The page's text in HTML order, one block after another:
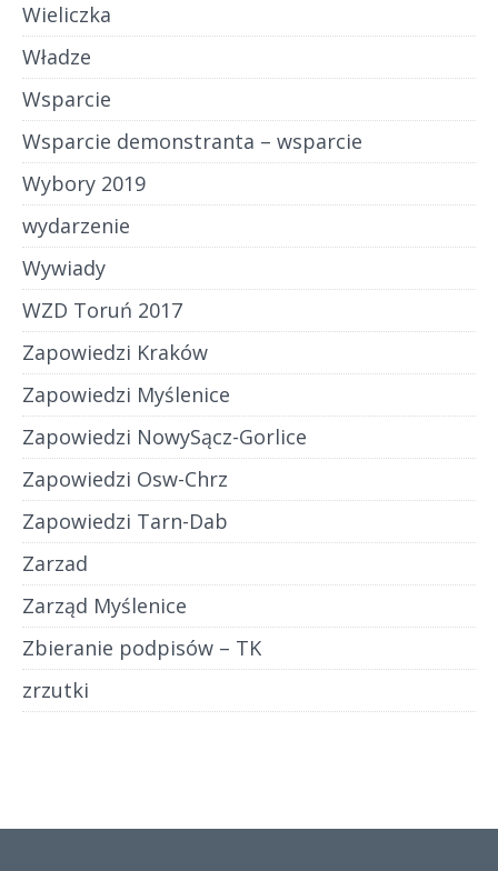
Wieliczka
Władze
Wsparcie
Wsparcie demonstranta – wsparcie
Wybory 2019
wydarzenie
Wywiady
WZD Toruń 2017
Zapowiedzi Kraków
Zapowiedzi Myślenice
Zapowiedzi NowySącz-Gorlice
Zapowiedzi Osw-Chrz
Zapowiedzi Tarn-Dab
Zarzad
Zarząd Myślenice
Zbieranie podpisów – TK
zrzutki